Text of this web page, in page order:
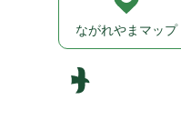
ながれやまマップ